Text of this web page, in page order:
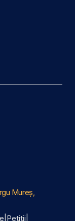
Mureș,
Petiții